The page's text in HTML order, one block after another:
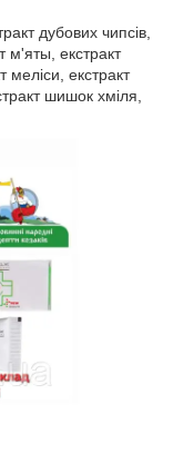
дубових чипсів,
м'яты, екстракт
меліси, екстракт
шишок хміля,